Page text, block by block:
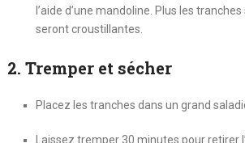
l’aide d’une mandoline. Plus les
seront croustillantes.
2. Tremper et sécher
Placez les tranches dans un grand
Laissez tremper 30 minutes pour retirer